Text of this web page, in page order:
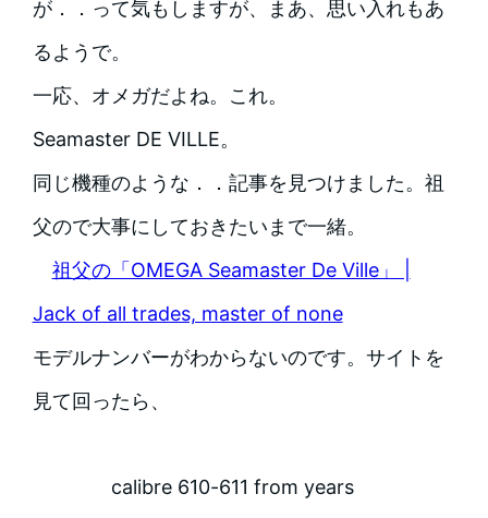
が．．って気もしますが、まあ、思い入れもあ
るようで。
一応、オメガだよね。これ。
Seamaster DE VILLE。
同じ機種のような．．記事を見つけました。祖
父ので大事にしておきたいまで一緒。
祖父の「OMEGA Seamaster De Ville」 |
Jack of all trades, master of none
モデルナンバーがわからないのです。サイトを
見て回ったら、
calibre 610-611 from years